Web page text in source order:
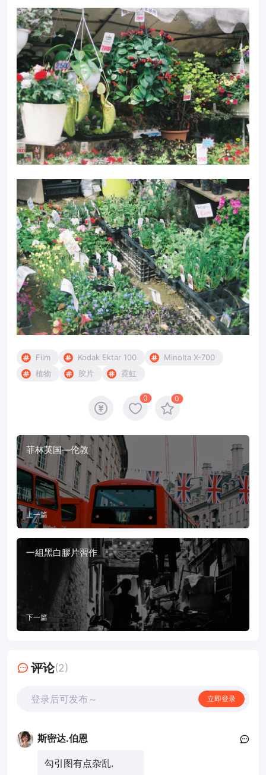
Film Kodak Ektar 100
Minolta X-700
植物
胶片 霓虹
0 0
菲林英国—伦敦
上一篇
一組黑白膠片習作
下一篇
评论(2)
登录后可发布～ 立即登录
斯密达.伯恩
勾引图有点杂乱.